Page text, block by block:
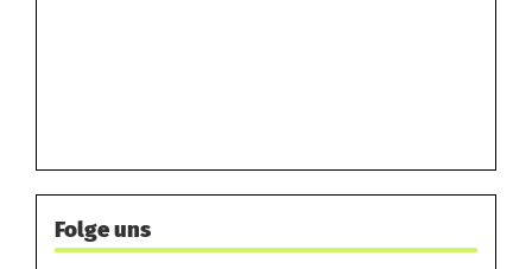
Folge uns